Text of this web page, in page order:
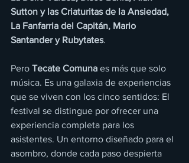
Sutton y las Criaturitas de la Ansiedad,
La Fanfarria del Capitán, Mario
Santander y Rubytates.
Pero Tecate Comuna es más que solo
música. Es una galaxia de experiencias
que se viven con los cinco sentidos: El
festival se distingue por ofrecer una
experiencia completa para los
asistentes. Un entorno diseñado para el
asombro, donde cada paso despierta